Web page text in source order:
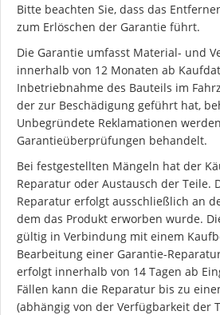
Bitte beachten Sie, dass das
zum Erlöschen der Garantie führt.
Die Garantie umfasst Material- und
innerhalb von 12 Monaten ab
Inbetriebnahme des Bauteils im
der zur Beschädigung geführt hat,
Unbegründete Reklamationen
Garantieüberprüfungen behandelt.
Bei festgestellten Mängeln hat der
Reparatur oder Austausch der Teile.
Reparatur erfolgt ausschließlich an
dem das Produkt erworben wurde.
gültig in Verbindung mit einem
Bearbeitung einer Garantie-
erfolgt innerhalb von 14 Tagen ab
Fällen kann die Reparatur bis zu
(abhängig von der Verfügbarkeit der